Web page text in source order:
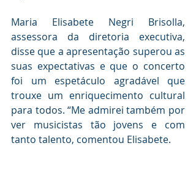
Maria Elisabete Negri Brisolla,
assessora da diretoria executiva,
disse que a apresentação superou as
suas expectativas e que o concerto
foi um espetáculo agradável que
trouxe um enriquecimento cultural
para todos. “Me admirei também por
ver musicistas tão jovens e com
tanto talento, comentou Elisabete.